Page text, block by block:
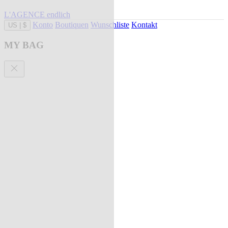
L'AGENCE endlich
US $ Konto Boutiquen Wunschliste Kontakt
MY BAG